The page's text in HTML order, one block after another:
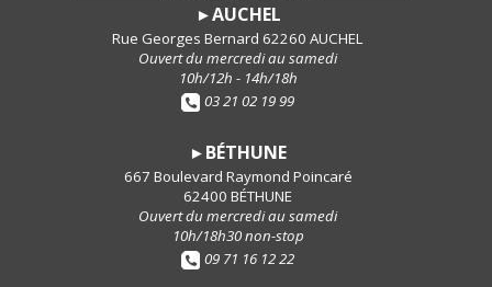
►AUCHEL
Rue Georges Bernard 62260 AUCHEL
Ouvert du mercredi au samedi
10h/12h - 14h/18h
03 21 02 19 99
► BÉTHUNE
667 Boulevard Raymond Poincaré
62400 BÉTHUNE
Ouvert du mercredi au samedi
10h/18h30 non-stop
09 71 16 12 22